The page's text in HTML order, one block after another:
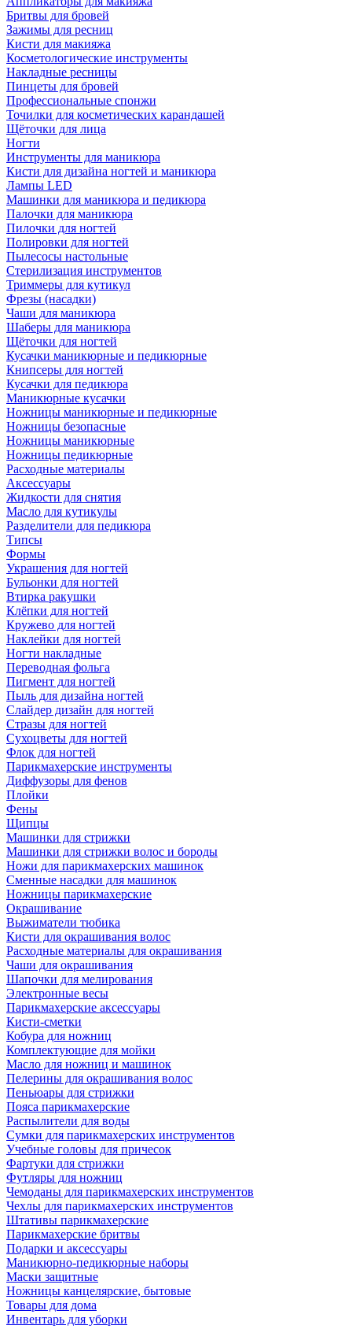
Бритвы для бровей
Зажимы для ресниц
Кисти для макияжа
Косметологические инструменты
Накладные ресницы
Пинцеты для бровей
Профессиональные спонжи
Точилки для косметических карандашей
Щёточки для лица
Ногти
Инструменты для маникюра
Кисти для дизайна ногтей и маникюра
Лампы LED
Машинки для маникюра и педикюра
Палочки для маникюра
Пилочки для ногтей
Полировки для ногтей
Пылесосы настольные
Стерилизация инструментов
Триммеры для кутикул
Фрезы (насадки)
Чаши для маникюра
Шаберы для маникюра
Щёточки для ногтей
Кусачки маникюрные и педикюрные
Книпсеры для ногтей
Кусачки для педикюра
Маникюрные кусачки
Ножницы маникюрные и педикюрные
Ножницы безопасные
Ножницы маникюрные
Ножницы педикюрные
Расходные материалы
Аксессуары
Жидкости для снятия
Масло для кутикулы
Разделители для педикюра
Типсы
Формы
Украшения для ногтей
Бульонки для ногтей
Втирка ракушки
Клёпки для ногтей
Кружево для ногтей
Наклейки для ногтей
Ногти накладные
Переводная фольга
Пигмент для ногтей
Пыль для дизайна ногтей
Слайдер дизайн для ногтей
Стразы для ногтей
Сухоцветы для ногтей
Флок для ногтей
Парикмахерские инструменты
Диффузоры для фенов
Плойки
Фены
Щипцы
Машинки для стрижки
Машинки для стрижки волос и бороды
Ножи для парикмахерских машинок
Сменные насадки для машинок
Ножницы парикмахерские
Окрашивание
Выжиматели тюбика
Кисти для окрашивания волос
Расходные материалы для окрашивания
Чаши для окрашивания
Шапочки для мелирования
Электронные весы
Парикмахерские аксессуары
Кисти-сметки
Кобура для ножниц
Комплектующие для мойки
Масло для ножниц и машинок
Пелерины для окрашивания волос
Пеньюары для стрижки
Пояса парикмахерские
Распылители для воды
Сумки для парикмахерских инструментов
Учебные головы для причесок
Фартуки для стрижки
Футляры для ножниц
Чемоданы для парикмахерских инструментов
Чехлы для парикмахерских инструментов
Штативы парикмахерские
Парикмахерские бритвы
Подарки и аксессуары
Маникюрно-педикюрные наборы
Маски защитные
Ножницы канцелярские, бытовые
Товары для дома
Инвентарь для уборки